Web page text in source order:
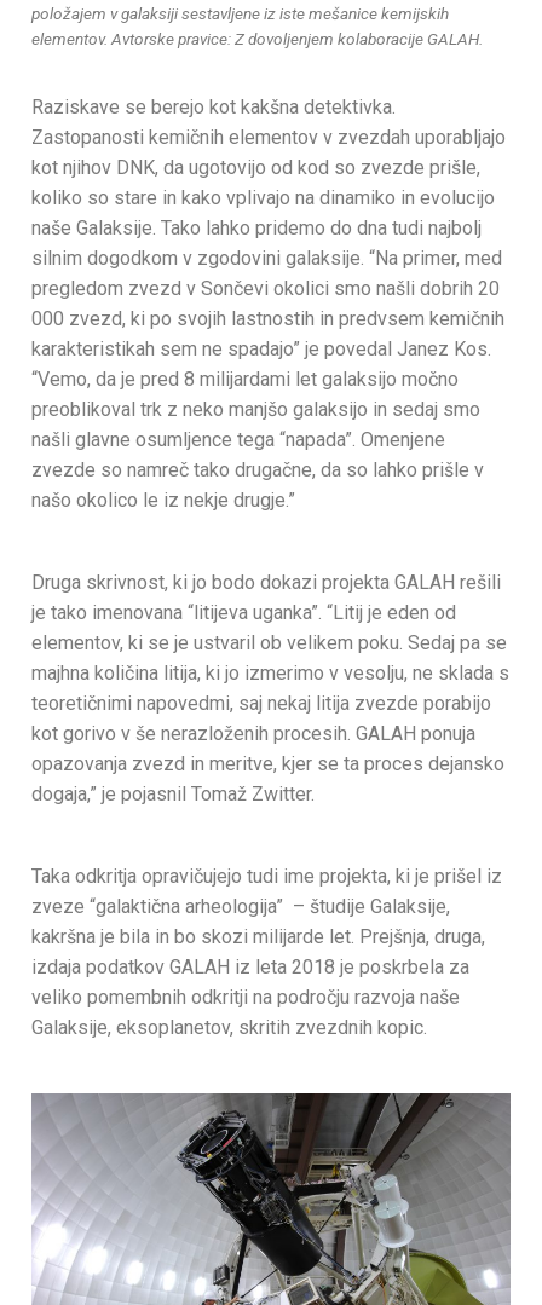
položajem v galaksiji sestavljene iz iste mešanice kemijskih
elementov. Avtorske pravice: Z dovoljenjem kolaboracije GALAH.
Raziskave se berejo kot kakšna detektivka.
Zastopanosti kemičnih elementov v zvezdah uporabljajo
kot njihov DNK, da ugotovijo od kod so zvezde prišle,
koliko so stare in kako vplivajo na dinamiko in evolucijo
naše Galaksije. Tako lahko pridemo do dna tudi najbolj
silnim dogodkom v zgodovini galaksije. “Na primer, med
pregledom zvezd v Sončevi okolici smo našli dobrih 20
000 zvezd, ki po svojih lastnostih in predvsem kemičnih
karakteristikah sem ne spadajo” je povedal Janez Kos.
“Vemo, da je pred 8 milijardami let galaksijo močno
preoblikoval trk z neko manjšo galaksijo in sedaj smo
našli glavne osumljence tega “napada”. Omenjene
zvezde so namreč tako drugačne, da so lahko prišle v
našo okolico le iz nekje drugje.”
Druga skrivnost, ki jo bodo dokazi projekta GALAH rešili
je tako imenovana “litijeva uganka”. “Litij je eden od
elementov, ki se je ustvaril ob velikem poku. Sedaj pa se
majhna količina litija, ki jo izmerimo v vesolju, ne sklada s
teoretičnimi napovedmi, saj nekaj litija zvezde porabijo
kot gorivo v še nerazloženih procesih. GALAH ponuja
opazovanja zvezd in meritve, kjer se ta proces dejansko
dogaja,” je pojasnil Tomaž Zwitter.
Taka odkritja opravičujejo tudi ime projekta, ki je prišel iz
zveze “galaktična arheologija” – študije Galaksije,
kakršna je bila in bo skozi milijarde let. Prejšnja, druga,
izdaja podatkov GALAH iz leta 2018 je poskrbela za
veliko pomembnih odkritji na področju razvoja naše
Galaksije, eksoplanetov, skritih zvezdnih kopic.